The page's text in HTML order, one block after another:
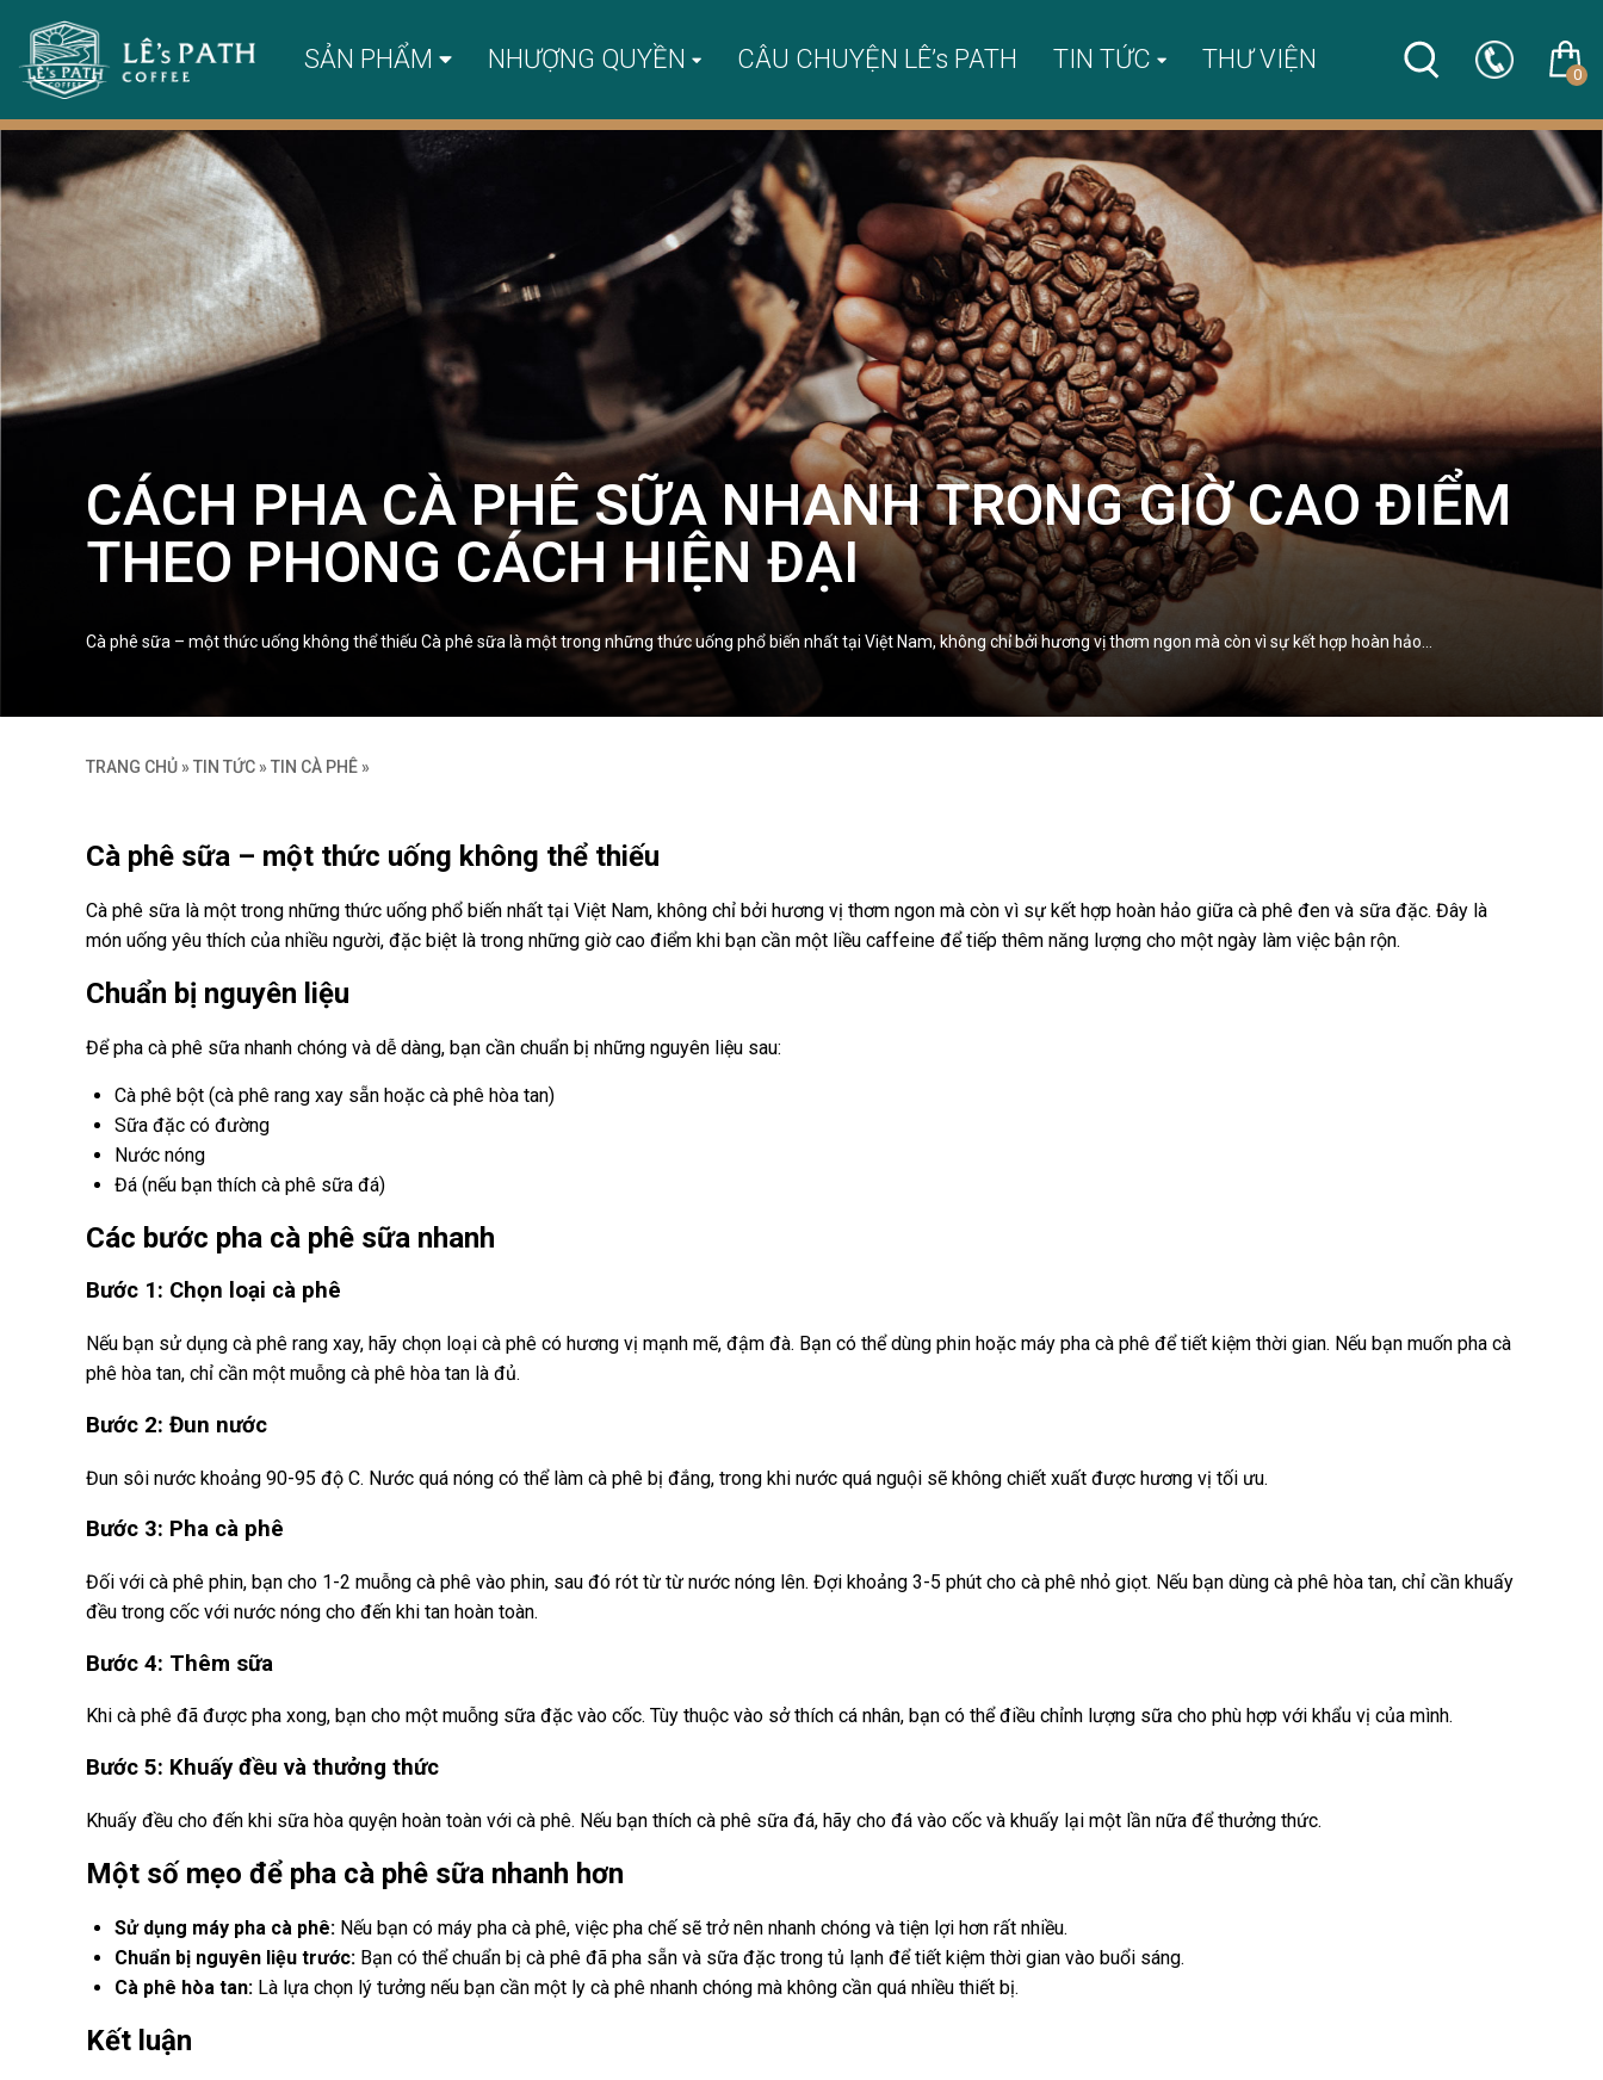
SẢN PHẨM NHƯỢNG QUYỀN CÂU CHUYỆN LÊ’s PATH TIN TỨC THƯ VIỆN 0
CÁCH PHA CÀ PHÊ SỮA NHANH TRONG GIỜ CAO ĐIỂM
THEO PHONG CÁCH HIỆN ĐẠI
Cà phê sữa – một thức uống không thể thiếu Cà phê sữa là một trong những thức uống phổ biến nhất tại Việt Nam, không chỉ bởi hương vị thơm ngon mà còn vì sự kết hợp hoàn hảo…
TRANG CHỦ » TIN TỨC » TIN CÀ PHÊ »
Cà phê sữa – một thức uống không thể thiếu
Cà phê sữa là một trong những thức uống phổ biến nhất tại Việt Nam, không chỉ bởi hương vị thơm ngon mà còn vì sự kết hợp hoàn hảo giữa cà phê đen và sữa đặc. Đây là
món uống yêu thích của nhiều người, đặc biệt là trong những giờ cao điểm khi bạn cần một liều caffeine để tiếp thêm năng lượng cho một ngày làm việc bận rộn.
Chuẩn bị nguyên liệu
Để pha cà phê sữa nhanh chóng và dễ dàng, bạn cần chuẩn bị những nguyên liệu sau:
Cà phê bột (cà phê rang xay sẵn hoặc cà phê hòa tan)
Sữa đặc có đường
Nước nóng
Đá (nếu bạn thích cà phê sữa đá)
Các bước pha cà phê sữa nhanh
Bước 1: Chọn loại cà phê
Nếu bạn sử dụng cà phê rang xay, hãy chọn loại cà phê có hương vị mạnh mẽ, đậm đà. Bạn có thể dùng phin hoặc máy pha cà phê để tiết kiệm thời gian. Nếu bạn muốn pha cà
phê hòa tan, chỉ cần một muỗng cà phê hòa tan là đủ.
Bước 2: Đun nước
Đun sôi nước khoảng 90-95 độ C. Nước quá nóng có thể làm cà phê bị đắng, trong khi nước quá nguội sẽ không chiết xuất được hương vị tối ưu.
Bước 3: Pha cà phê
Đối với cà phê phin, bạn cho 1-2 muỗng cà phê vào phin, sau đó rót từ từ nước nóng lên. Đợi khoảng 3-5 phút cho cà phê nhỏ giọt. Nếu bạn dùng cà phê hòa tan, chỉ cần khuấy
đều trong cốc với nước nóng cho đến khi tan hoàn toàn.
Bước 4: Thêm sữa
Khi cà phê đã được pha xong, bạn cho một muỗng sữa đặc vào cốc. Tùy thuộc vào sở thích cá nhân, bạn có thể điều chỉnh lượng sữa cho phù hợp với khẩu vị của mình.
Bước 5: Khuấy đều và thưởng thức
Khuấy đều cho đến khi sữa hòa quyện hoàn toàn với cà phê. Nếu bạn thích cà phê sữa đá, hãy cho đá vào cốc và khuấy lại một lần nữa để thưởng thức.
Một số mẹo để pha cà phê sữa nhanh hơn
Sử dụng máy pha cà phê: Nếu bạn có máy pha cà phê, việc pha chế sẽ trở nên nhanh chóng và tiện lợi hơn rất nhiều.
Chuẩn bị nguyên liệu trước: Bạn có thể chuẩn bị cà phê đã pha sẵn và sữa đặc trong tủ lạnh để tiết kiệm thời gian vào buổi sáng.
Cà phê hòa tan: Là lựa chọn lý tưởng nếu bạn cần một ly cà phê nhanh chóng mà không cần quá nhiều thiết bị.
Kết luận